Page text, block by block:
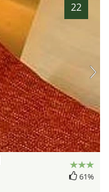
22
61%